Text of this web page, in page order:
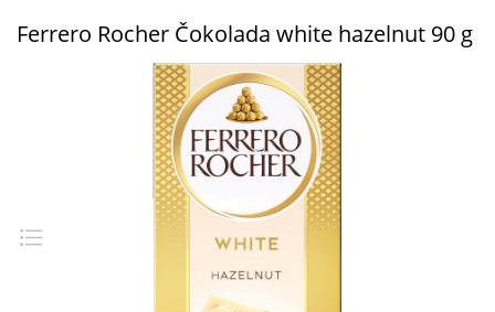
Ferrero Rocher Čokolada white hazelnut 90 g